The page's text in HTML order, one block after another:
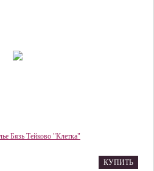
Бязь Тейково "Клетка"
КУПИТЬ